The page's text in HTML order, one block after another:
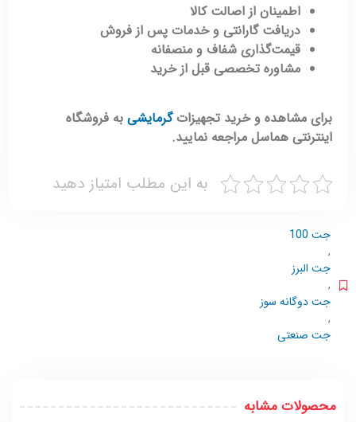
اطمینان از اصالت کالا
دریافت گارانتی و خدمات پس از فروش
قیمت‌گذاری شفاف و منصفانه
مشاوره تخصصی قبل از خرید
برای مشاهده و خرید تجهیزاتگرمایشی به فروشگاه
اینترنتی هماسل مراجعه نمایید.
به این مطلب امتیاز دهید
جت 100
,
جت البرز
,
جت دوگانه سوز
,
جت صنعتی
محصولات مشابه